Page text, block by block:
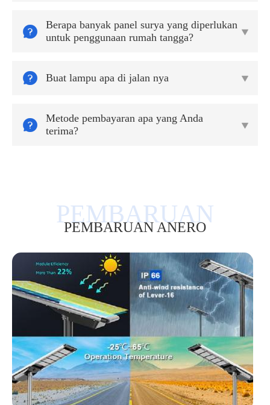

Berapa banyak panel surya yang diperlukan
untuk penggunaan rumah tangga?

 Buat lampu apa di jalan nya 

Metode pembayaran apa yang Anda
terima?

PEMBARUAN ANERO